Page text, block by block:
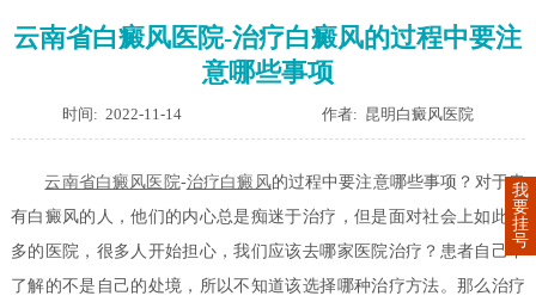
云南省白癜风医院-治疗白癜风的过程中要注
意哪些事项
时间: 2022-11-14 作者: 昆明白癜风医院
云南省白癜风医院-治疗白癜风的过程中要注意哪些事项？对于患
有白癜风的人，他们的内心总是痴迷于治疗，但是面对社会上如此众
多的医院，很多人开始担心，我们应该去哪家医院治疗？患者自己不
了解的不是自己的处境，所以不知道该选择哪种治疗方法。那么治疗
我
要
挂
号